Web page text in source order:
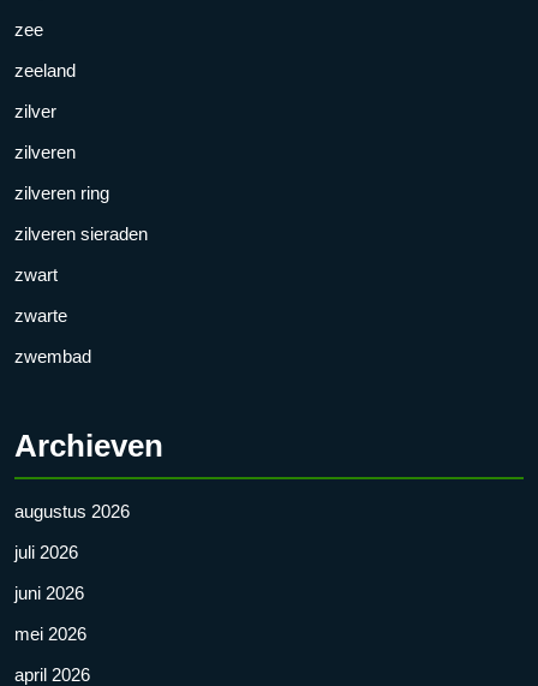
zee
zeeland
zilver
zilveren
zilveren ring
zilveren sieraden
zwart
zwarte
zwembad
Archieven
augustus 2026
juli 2026
juni 2026
mei 2026
april 2026